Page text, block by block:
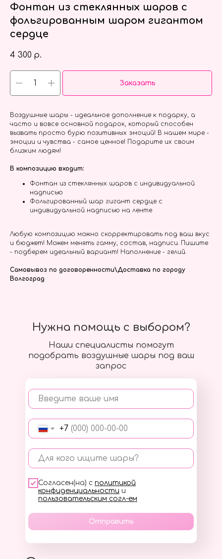
Фонтан из стеклянных шаров с
фольгированным шаром гигантом
сердце
4 300 р.
Заказать
Воздушные шары - идеальное дополнение к подарку, а
часто и вовсе основной подарок, который способен
вызвать просто бурю позитивных эмоций! В нашем мире -
эмоции и чувства - самое ценное! Подарите их своим
близким людям!
В композицию входит:
Фонтан из стеклянных шаров с индивидуальной
надписью
Фольгированный шар гигант сердце с
индивидуальной надписью на ленте
Любую композицию можно скорректировать под ваш вкус
и бюджет! Можем менять гамму, состав, надписи. Пишите
- подберем идеальный вариант! Наполнение - гелий.
Самовывоз по договоренности\Доставка по городу
Волгоград
Наши специалисты помогут
подобрать воздушные шары под ваш
запрос
Введите ваше имя
+7
Для кого ищите шары?
Согласен(на) с политикой
конфиденциальности и
пользовательским согл-ем
Отправить
Нужна помощь с выбором?